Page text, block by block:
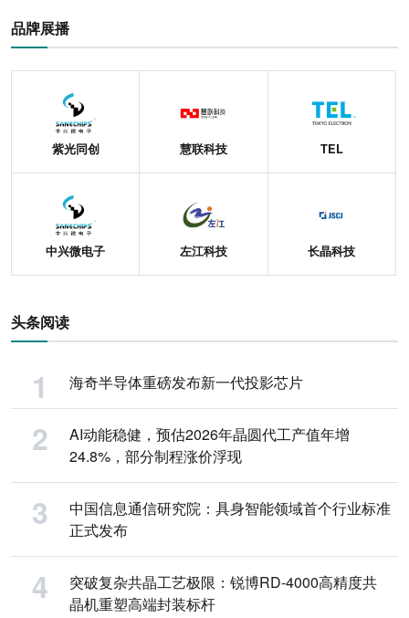
品牌展播
紫光同创 慧联科技 TEL
中兴微电子 左江科技 长晶科技
头条阅读
海奇半导体重磅发布新一代投影芯片
AI动能稳健，预估2026年晶圆代工产值年增
24.8%，部分制程涨价浮现
中国信息通信研究院：具身智能领域首个行业标准
正式发布
突破复杂共晶工艺极限：锐博RD-4000高精度共
晶机重塑高端封装标杆